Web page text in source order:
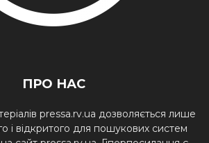
ПРО НАС
pressa.rv.ua дозволяється лише
і відкритого для пошукових систем